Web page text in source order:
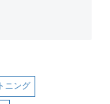
ニング